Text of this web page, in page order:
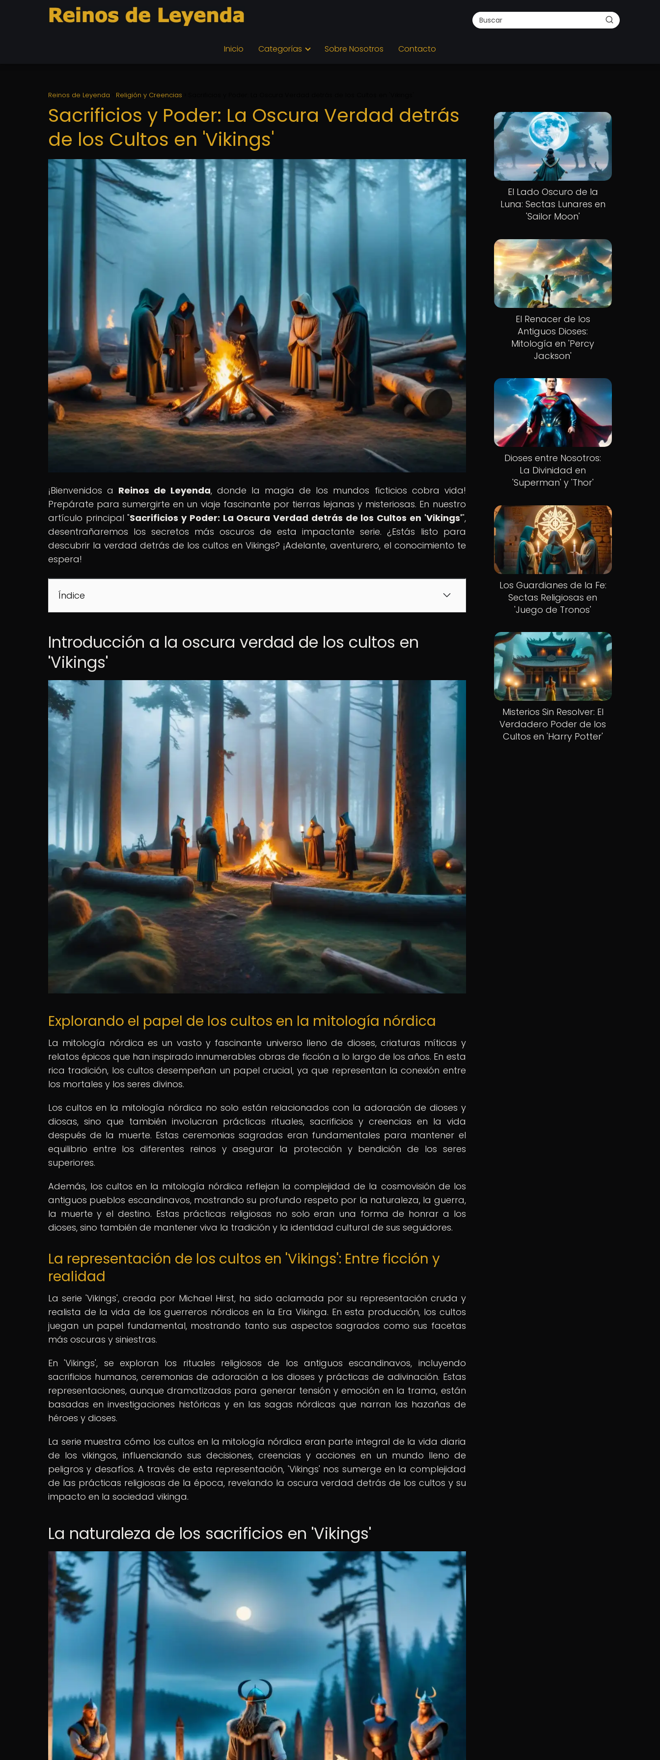
Inicio Categorías Sobre Nosotros Contacto
Reinos de Leyenda Religión y Creencias
Sacrificios y Poder: La Oscura Verdad detrás
de los Cultos en 'Vikings'
¡Bienvenidos a Reinos de Leyenda, donde la magia de los mundos ficticios cobra vida!
Prepárate para sumergirte en un viaje fascinante por tierras lejanas y misteriosas. En nuestro
artículo principal "Sacrificios y Poder: La Oscura Verdad detrás de los Cultos en 'Vikings'",
desentrañaremos los secretos más oscuros de esta impactante serie. ¿Estás listo para
descubrir la verdad detrás de los cultos en Vikings? ¡Adelante, aventurero, el conocimiento te
espera!
Índice
Introducción a la oscura verdad de los cultos en
'Vikings'
Explorando el papel de los cultos en la mitología nórdica
La mitología nórdica es un vasto y fascinante universo lleno de dioses, criaturas míticas y
relatos épicos que han inspirado innumerables obras de ficción a lo largo de los años. En esta
rica tradición, los cultos desempeñan un papel crucial, ya que representan la conexión entre
los mortales y los seres divinos.
Los cultos en la mitología nórdica no solo están relacionados con la adoración de dioses y
diosas, sino que también involucran prácticas rituales, sacrificios y creencias en la vida
después de la muerte. Estas ceremonias sagradas eran fundamentales para mantener el
equilibrio entre los diferentes reinos y asegurar la protección y bendición de los seres
superiores.
Además, los cultos en la mitología nórdica reflejan la complejidad de la cosmovisión de los
antiguos pueblos escandinavos, mostrando su profundo respeto por la naturaleza, la guerra,
la muerte y el destino. Estas prácticas religiosas no solo eran una forma de honrar a los
dioses, sino también de mantener viva la tradición y la identidad cultural de sus seguidores.
La representación de los cultos en 'Vikings': Entre ficción y
realidad
La serie 'Vikings', creada por Michael Hirst, ha sido aclamada por su representación cruda y
realista de la vida de los guerreros nórdicos en la Era Vikinga. En esta producción, los cultos
juegan un papel fundamental, mostrando tanto sus aspectos sagrados como sus facetas
más oscuras y siniestras.
En 'Vikings', se exploran los rituales religiosos de los antiguos escandinavos, incluyendo
sacrificios humanos, ceremonias de adoración a los dioses y prácticas de adivinación. Estas
representaciones, aunque dramatizadas para generar tensión y emoción en la trama, están
basadas en investigaciones históricas y en las sagas nórdicas que narran las hazañas de
héroes y dioses.
La serie muestra cómo los cultos en la mitología nórdica eran parte integral de la vida diaria
de los vikingos, influenciando sus decisiones, creencias y acciones en un mundo lleno de
peligros y desafíos. A través de esta representación, 'Vikings' nos sumerge en la complejidad
de las prácticas religiosas de la época, revelando la oscura verdad detrás de los cultos y su
impacto en la sociedad vikinga.
La naturaleza de los sacrificios en 'Vikings'
El Lado Oscuro de la
Luna: Sectas Lunares en
'Sailor Moon'
El Renacer de los
Antiguos Dioses:
Mitología en 'Percy
Jackson'
Dioses entre Nosotros:
La Divinidad en
'Superman' y 'Thor'
Los Guardianes de la Fe:
Sectas Religiosas en
'Juego de Tronos'
Misterios Sin Resolver: El
Verdadero Poder de los
Cultos en 'Harry Potter'